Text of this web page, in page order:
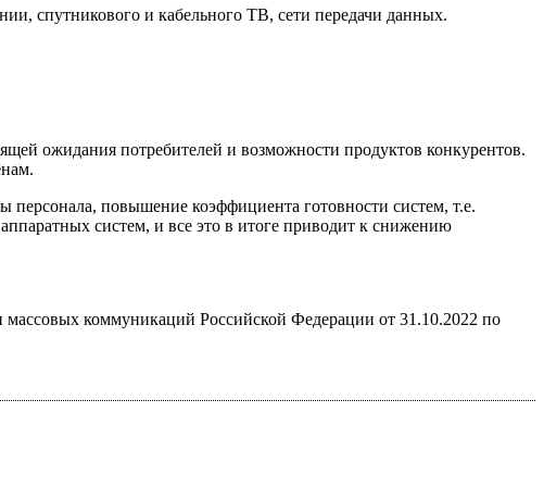
спутникового и кабельного ТВ, сети передачи данных.
ожидания потребителей и возможности продуктов конкурентов.
персонала, повышение коэффициента готовности систем, т.е.
систем, и все это в итоге приводит к снижению
массовых коммуникаций Российской Федерации от 31.10.2022 по